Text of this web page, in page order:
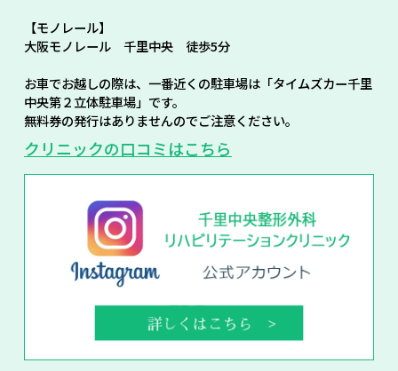
【モノレール】
大阪モノレール 千里中央 徒歩5分
お車でお越しの際は、一番近くの駐車場は「タイムズカー千里
中央第２立体駐車場」です。
無料券の発行はありませんのでご注意ください。
クリニックの口コミはこちら